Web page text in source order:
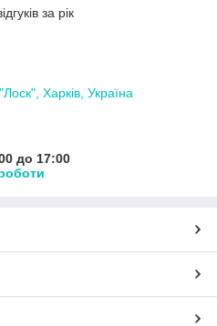
за рік
Харків, Україна
до 17:00